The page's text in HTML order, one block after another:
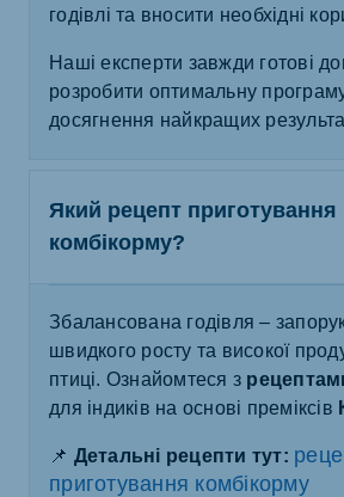
годівлі та вносити необхідні
Наші експерти завжди готові
розробити оптимальну
досягнення найкращих
Який рецепт приготування
комбікорму?
Збалансована годівля –
швидкого росту та високої
птиці. Ознайомтеся з
для індиків на основі преміксів
📌 Детальні рецепти тут:
приготування комбікорму